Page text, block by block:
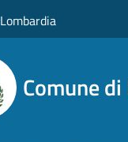
Comune